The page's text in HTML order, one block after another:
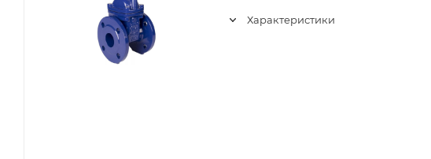
Характеристики